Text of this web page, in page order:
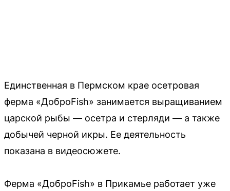
Единственная в Пермском крае осетровая
ферма «ДоброFish» занимается выращиванием
царской рыбы — осетра и стерляди — а также
добычей черной икры. Ее деятельность
показана в видеосюжете.
Ферма «ДоброFish» в Прикамье работает уже